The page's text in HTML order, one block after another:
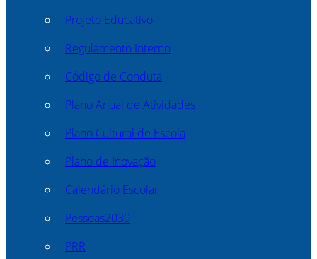
Projeto Educativo
Regulamento Interno
Código de Conduta
Plano Anual de Atividades
Plano Cultural de Escola
Plano de Inovação
Calendário Escolar
Pessoas2030
PRR